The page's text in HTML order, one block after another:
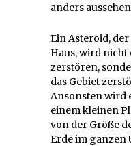
anders
Ein Asteroid,
Haus, wird nicht
zerstören,
das Gebiet
Ansonsten wird
einem kleinen
von der Größe
Erde im ganzen